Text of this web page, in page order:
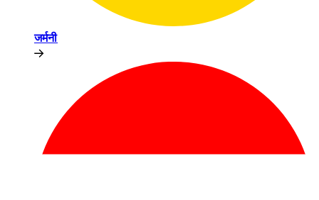
जर्मनी​​